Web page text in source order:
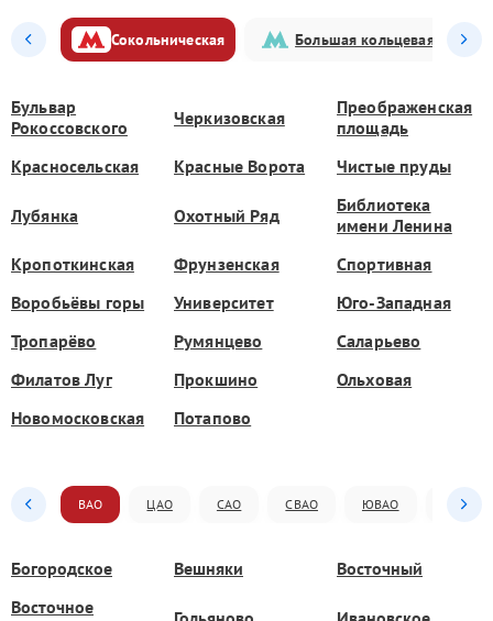
Сокольническая Большая кольцевая
Бульвар
Рокоссовского
Черкизовская
Преображенская
площадь
Красносельская
Красные Ворота Чистые пруды
Лубянка Охотный Ряд
Библиотека
имени Ленина
Кропоткинская
Фрунзенская
Спортивная
Воробьёвы горы
Университет
Юго-Западная
Тропарёво
Румянцево
Саларьево
Филатов Луг
Прокшино
Ольховая
Новомосковская
Потапово
ВАО ЦАО САО СВАО ЮВАО ЮАО
Богородское Вешняки
Восточный
Восточное